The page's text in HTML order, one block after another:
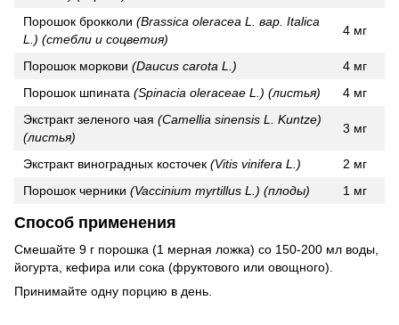
Порошок брокколи (Brassica oleracea L. вар. Italica
L.) (стебли и соцветия)
4 мг
Порошок моркови (Daucus carota L.)
4 мг
Порошок шпината (Spinacia oleraceae L.) (листья)
4 мг
Экстракт зеленого чая (Camellia sinensis L. Kuntze)
(листья)
3 мг
Экстракт виноградных косточек (Vitis vinifera L.)
2 мг
Порошок черники (Vaccinium myrtillus L.) (плоды) 1 мг
Способ применения
Смешайте 9 г порошка (1 мерная ложка) со 150-200 мл воды,
йогурта, кефира или сока (фруктового или овощного).
Принимайте одну порцию в день.